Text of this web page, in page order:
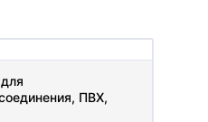
ПВХ,